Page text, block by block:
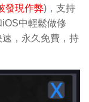
發現作弊)，支持
中輕鬆做修
，永久免費，持